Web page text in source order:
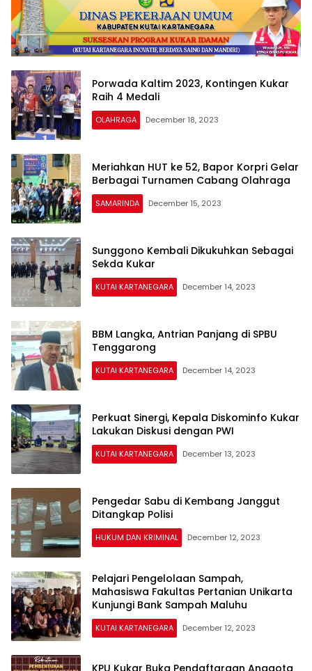
Porwada Kaltim 2023, Kontingen Kukar
Raih 4 Medali
OLAHRAGA December 18, 2023
Meriahkan HUT ke 52, Bapor Korpri Gelar
Berbagai Turnamen Cabang Olahraga
SAMARINDA December 15, 2023
Dutakaltim
News
Sunggono Kembali Dikukuhkan Sebagai
Sekda Kukar
KUTAI KARTANEGARA December 14, 2023
BBM Langka, Antrian Panjang di SPBU
Tenggarong
KUTAI KARTANEGARA December 14, 2023
Perkuat Sinergi, Kepala Diskominfo Kukar
Lakukan Diskusi dengan PWI
KUTAI KARTANEGARA December 13, 2023
Pengedar Sabu di Kembang Janggut
Ditangkap Polisi
HUKUM DAN KRIMINAL December 12, 2023
Pelajari Pengelolaan Sampah,
Mahasiswa Fakultas Pertanian Unikarta
Kunjungi Bank Sampah Maluhu
KUTAI KARTANEGARA December 12, 2023